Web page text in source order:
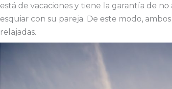
está de vacaciones y tiene la garantía de
esquiar con su pareja. De este modo,
relajadas.